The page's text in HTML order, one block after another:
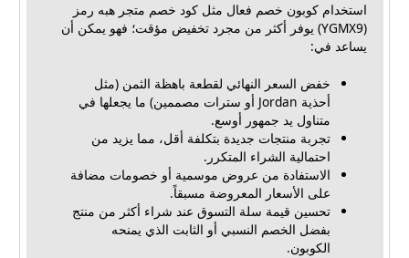
استخدام كوبون خصم فعال مثل كود خصم متجر هبه رمز
(YGMX9) يوفر أكثر من مجرد تخفيض مؤقت؛ فهو يمكن أن
يساعد في:
خفض السعر النهائي لقطعة باهظة الثمن (مثل
أحذية Jordan أو سترات مصممين) ما يجعلها في
متناول يد جمهور أوسع.
تجربة منتجات جديدة بتكلفة أقل، مما يزيد من
احتمالية الشراء المتكرر.
الاستفادة من عروض موسمية أو خصومات مضافة
على الأسعار المعروضة مسبقاً.
تحسين قيمة سلة التسوق عند شراء أكثر من منتج
بفضل الخصم النسبي أو الثابت الذي يمنحه
الكوبون.